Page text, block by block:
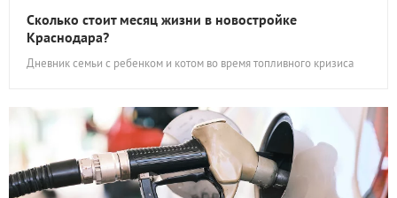
Сколько стоит месяц жизни в новостройке
Краснодара?
Дневник семьи с ребенком и котом во время топливного кризиса